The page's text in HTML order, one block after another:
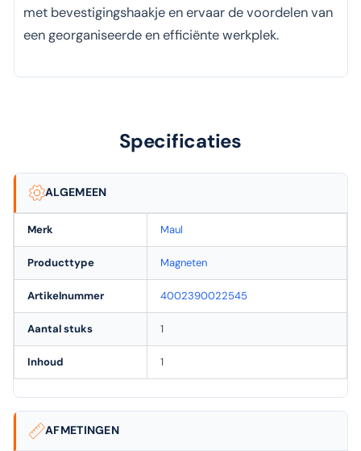
met bevestigingshaakje en ervaar de voordelen van
een georganiseerde en efficiënte werkplek.
Specificaties
ALGEMEEN
Merk Maul
Producttype Magneten
Artikelnummer 4002390022545
Aantal stuks 1
Inhoud 1
AFMETINGEN